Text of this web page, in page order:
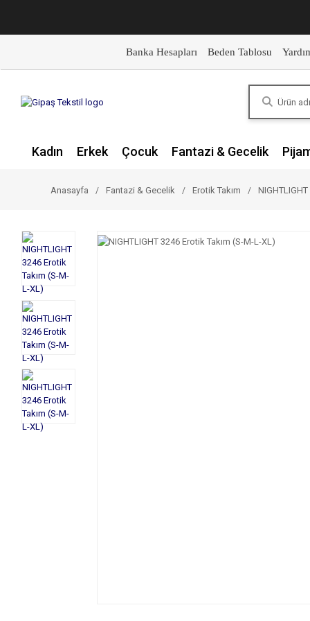
Banka Hesapları Beden Tablosu
Kadın Erkek Çocuk Fantazi & Gecelik
Anasayfa Fantazi & Gecelik Erotik Takım